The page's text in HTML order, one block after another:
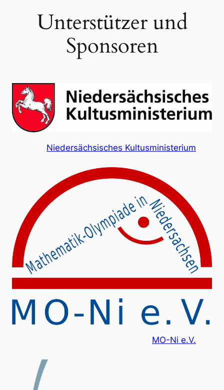
Unterstützer und
Sponsoren
Niedersächsisches Kultusministerium
MO-Ni e.V.